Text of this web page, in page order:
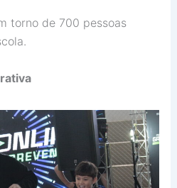
torno de 700 pessoas